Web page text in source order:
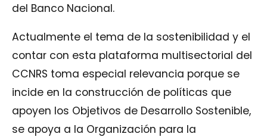
del Banco Nacional.
Actualmente el tema de la sostenibilidad y el
contar con esta plataforma multisectorial del
CCNRS toma especial relevancia porque se
incide en la construcción de políticas que
apoyen los Objetivos de Desarrollo Sostenible,
se apoya a la Organización para la